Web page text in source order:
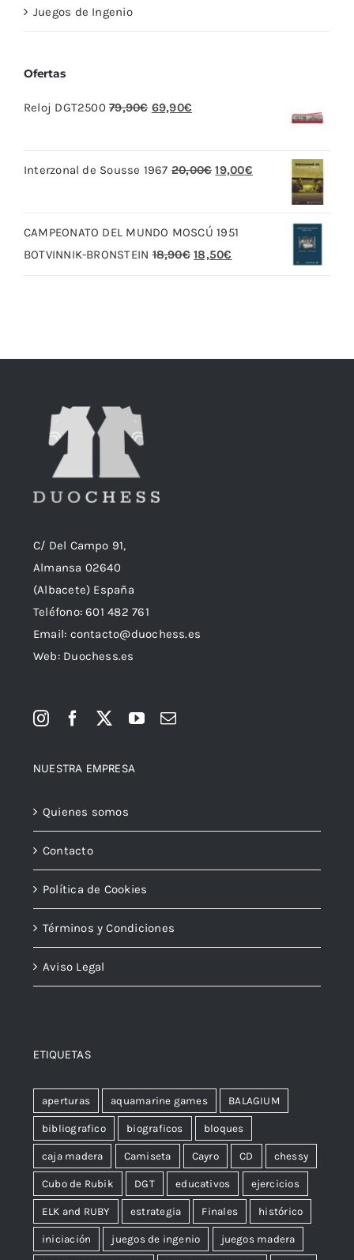
Juegos de Ingenio
Ofertas
Reloj DGT2500 79,90€ El
era:
69,90€
es:
Interzonal de Sousse 1967 20,00€ El
era:
20,00€.
19,00€El
CAMPEONATO DEL MUNDO MOSCÚ 1951
BOTVINNIK-BRONSTEIN 18,90€ El
18,50€
C/ Del Campo 91,
Almansa 02640
(Albacete) España
Teléfono:601 482 761
Email: contacto@duochess.es
Web: Duochess.es
NUESTRA EMPRESA
Quienes somos
Contacto
Política de Cookies
Términos y Condiciones
Aviso Legal
ETIQUETAS
aperturas aquamarine games BALAGIUM
bibliografico biograficos bloques
caja madera Camiseta Cayro CD chessy
Cubo de Rubik DGT educativos ejercicios
ELK and RUBY estrategia Finales histórico
iniciación juegos de ingenio juegos madera